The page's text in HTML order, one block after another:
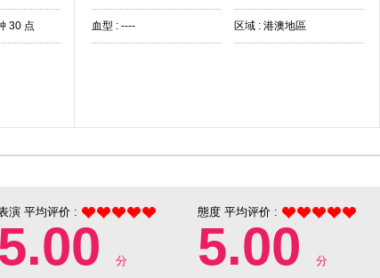
30 点 血型 : ---- 区域 : 港澳地區
演 平均评价 :
5.00 分
態度 平均评价 :
5.00 分